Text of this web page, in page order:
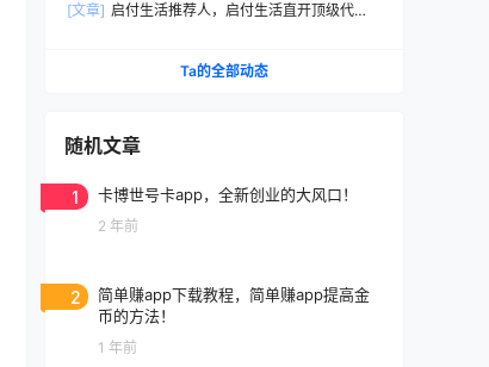
[文章] 启付生活推荐人，启付生活直开顶级代
Ta的全部动态
随机文章
1 卡博世号卡app，全新创业的大风口！
2 年前
2
简单赚app下载教程，简单赚app提高金
币的方法！
1 年前